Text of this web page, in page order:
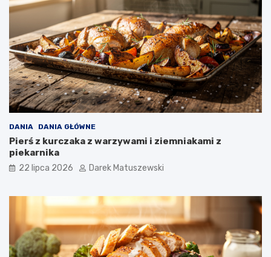
DANIA DANIA GŁÓWNE
Pierś z kurczaka z warzywami i ziemniakami z
piekarnika
22 lipca 2026 Darek Matuszewski